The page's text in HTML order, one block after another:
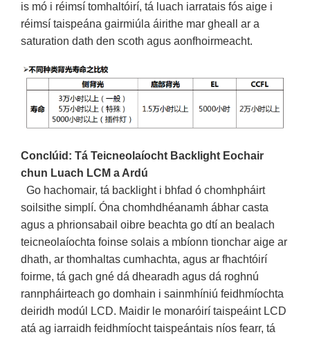
is mó i réimsí tomhaltóirí, tá luach iarratais fós aige i
réimsí taispeána gairmiúla áirithe mar gheall ar a
saturation dath den scoth agus aonfhoirmeacht.
Conclúid: Tá Teicneolaíocht Backlight Eochair
chun Luach LCM a Ardú
Go hachomair, tá backlight i bhfad ó chomhpháirt
soilsithe simplí. Óna chomhdhéanamh ábhar casta
agus a phrionsabail oibre beachta go dtí an bealach
teicneolaíochta foinse solais a mbíonn tionchar aige ar
dhath, ar thomhaltas cumhachta, agus ar fhachtóirí
foirme, tá gach gné dá dhearadh agus dá roghnú
rannpháirteach go domhain i sainmhíniú feidhmíochta
deiridh modúl LCD. Maidir le monaróirí taispeáint LCD
atá ag iarraidh feidhmíocht taispeántais níos fearr, tá